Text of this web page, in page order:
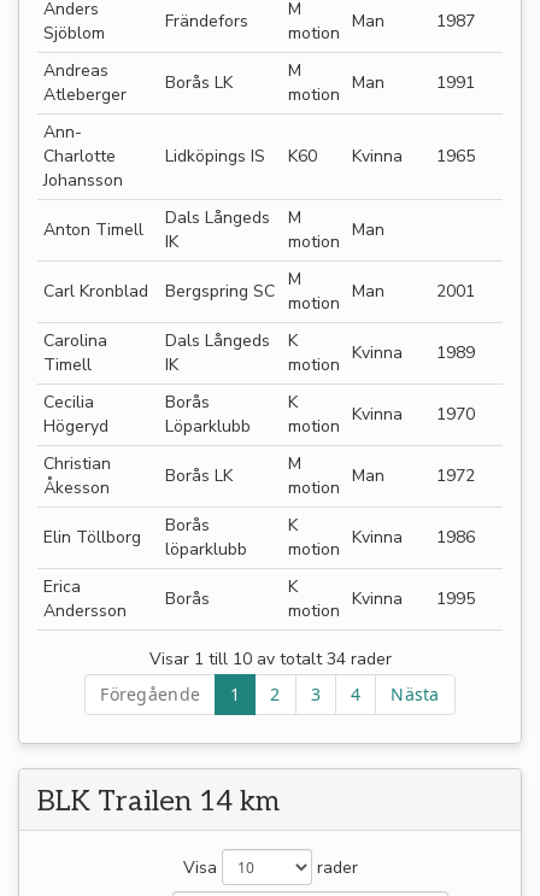
Anders
Sjöblom
Frändefors
M
motion
Man 1987
Andreas
Atleberger
Borås LK
M
motion
Man 1991
Ann-
Charlotte
Johansson
Lidköpings IS K60 Kvinna 1965
Anton Timell
Dals Långeds
IK
M
motion
Man
Carl Kronblad Bergspring SC
M
motion
Man 2001
Carolina
Timell
Dals Långeds
IK
K
motion
Kvinna 1989
Cecilia
Högeryd
Borås
Löparklubb
K
motion
Kvinna 1970
Christian
Åkesson
Borås LK
M
motion
Man 1972
Elin Töllborg
Borås
löparklubb
K
motion
Kvinna 1986
Erica
Andersson
Borås
K
motion
Kvinna 1995
Visar 1 till 10 av totalt 34 rader
Föregående
1 2 3 4 Nästa
BLK Trailen 14 km
Visa
rader